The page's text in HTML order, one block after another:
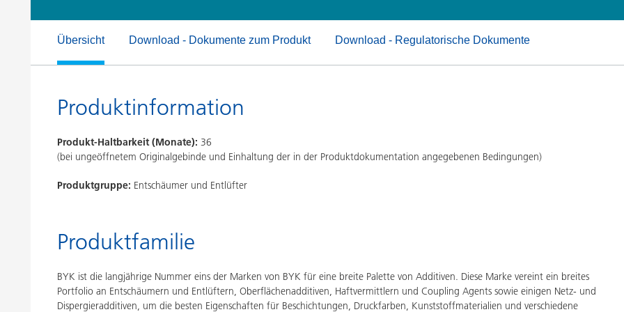
Energiespeicherung
Übersicht Download - Dokumente zum Produkt Download - Regulatorische Dokumente
Produktinformation
Produkt-Haltbarkeit (Monate): 36
(bei ungeöffnetem Originalgebinde und Einhaltung der in der Produktdokumentation angegebenen Bedingungen)
Produktgruppe: Entschäumer und Entlüfter
Produktfamilie
BYK ist die langjährige Nummer eins der Marken von BYK für eine breite Palette von Additiven. Diese Marke vereint ein breites
Portfolio an Entschäumern und Entlüftern, Oberflächenadditiven, Haftvermittlern und Coupling Agents sowie einigen Netz- und
Dispergieradditiven, um die besten Eigenschaften für Beschichtungen, Druckfarben, Kunststoffmaterialien und verschiedene